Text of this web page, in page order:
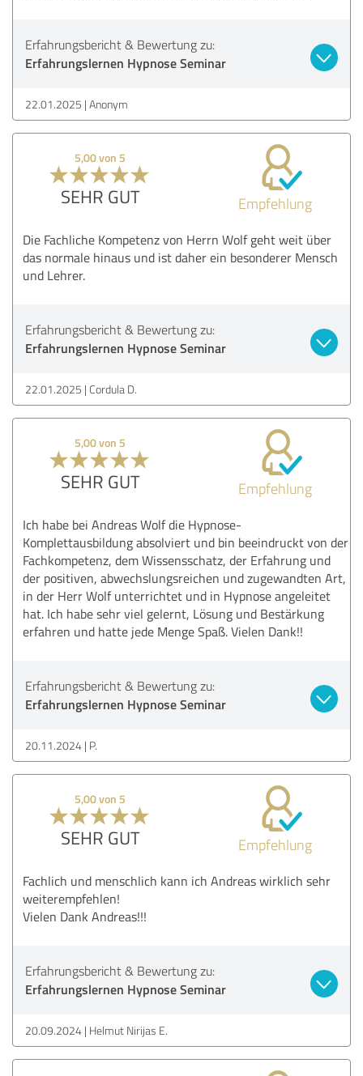
Erfahrungsbericht & Bewertung zu:
Erfahrungslernen Hypnose Seminar
22.01.2025 Anonym
5,00 von 5
SEHR GUT Empfehlung
Die Fachliche Kompetenz von Herrn Wolf geht weit über
das normale hinaus und ist daher ein besonderer Mensch
und Lehrer.
Erfahrungsbericht & Bewertung zu:
Erfahrungslernen Hypnose Seminar
22.01.2025 Cordula D.
5,00 von 5
SEHR GUT Empfehlung
Ich habe bei Andreas Wolf die Hypnose-
Komplettausbildung absolviert und bin beeindruckt von der
Fachkompetenz, dem Wissensschatz, der Erfahrung und
der positiven, abwechslungsreichen und zugewandten Art,
in der Herr Wolf unterrichtet und in Hypnose angeleitet
hat. Ich habe sehr viel gelernt, Lösung und Bestärkung
erfahren und hatte jede Menge Spaß. Vielen Dank!!
Erfahrungsbericht & Bewertung zu:
Erfahrungslernen Hypnose Seminar
20.11.2024 P.
5,00 von 5
SEHR GUT Empfehlung
Fachlich und menschlich kann ich Andreas wirklich sehr
weiterempfehlen!
Vielen Dank Andreas!!!
Erfahrungsbericht & Bewertung zu:
Erfahrungslernen Hypnose Seminar
20.09.2024 Helmut Nirijas E.